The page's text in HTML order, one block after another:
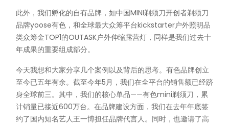
此外，我们孵化的自有品牌，如中国MINI剃须刀开创者剃须刀
品牌yoose有色，和全球最大众筹平台kickstarter户外照明品
类众筹金TOP1的OUTASK户外伸缩露营灯，同样是我们过去十
年成果的重要组成部分。
今天我想和大家分享几个案例以及背后的思考。有色品牌创立
至今已五年有余。截至今年5月，我们在全平台的销售额已经跻
身全球前三。其中，我们的核心单品——有色mini剃须刀，累
计销量已接近600万台。在品牌建设方面，我们在去年年底签
约了国内知名艺人王一博担任品牌代言人。同时，也邀请了高